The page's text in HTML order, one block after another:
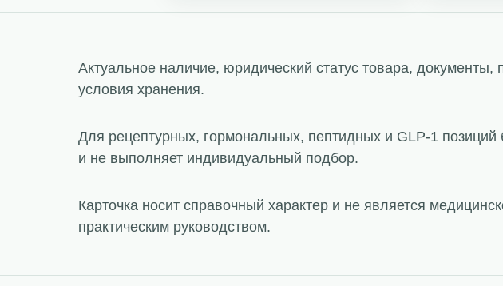
Актуальное наличие, юридический статус товара, документы,
условия хранения.
Для рецептурных, гормональных, пептидных и GLP-1 позиций
и не выполняет индивидуальный подбор.
Карточка носит справочный характер и не является
практическим руководством.